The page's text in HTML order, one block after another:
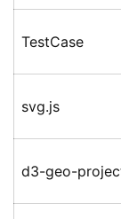
TestCase
svg.js
d3-geo-